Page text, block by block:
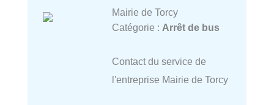
Mairie de Torcy
Catégorie : Arrêt de bus
Contact du service de
l'entreprise Mairie de Torcy